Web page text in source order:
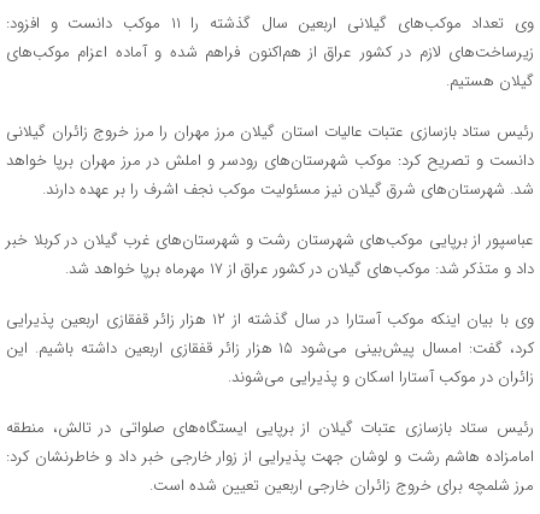
وی تعداد موکب‌های گیلانی اربعین سال گذشته را ۱۱ موکب دانست و افزود:
زیرساخت‌های لازم در کشور عراق از هم‌اکنون فراهم شده و آماده اعزام موکب‌های
گیلان هستیم.
رئیس ستاد بازسازی عتبات عالیات استان گیلان مرز مهران را مرز خروج زائران گیلانی
دانست و تصریح کرد: موکب شهرستان‌های رودسر و املش در مرز مهران برپا خواهد
شد. شهرستان‌های شرق گیلان نیز مسئولیت موکب نجف اشرف را بر عهده دارند.
عباسپور از برپایی موکب‌های شهرستان رشت و شهرستان‌های غرب گیلان در کربلا خبر
داد و متذکر شد: موکب‌های گیلان در کشور عراق از ۱۷ مهرماه برپا خواهد شد.
وی با بیان اینکه موکب آستارا در سال گذشته از ۱۲ هزار زائر قفقازی اربعین پذیرایی
کرد، گفت: امسال پیش‌بینی می‌شود ۱۵ هزار زائر قفقازی اربعین داشته باشیم. این
زائران در موکب آستارا اسکان و پذیرایی می‌شوند.
رئیس ستاد بازسازی عتبات گیلان از برپایی ایستگاه‌های صلواتی در تالش، منطقه
امامزاده هاشم رشت و لوشان جهت پذیرایی از زوار خارجی خبر داد و خاطرنشان کرد:
مرز شلمچه برای خروج زائران خارجی اربعین تعیین شده است.